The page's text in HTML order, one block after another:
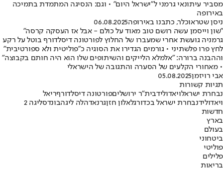
מסביר עיתונאי גרמני ל"ישראל היום" • וגם: הנסיגה המתמדת בתמיכה
באירופה
ניסן שטראוכלר, כתבנו באירופה06.08.2025
"שון וייסמן עשה רושם טוב מאוד על כולם - אבל אז העסקה קרסה"
גרמניה גועשת אחרי שמעברו של החלוץ לפורטונה דיסלדורף בוטל על רקע
לחץ פרו פלשתיני • גורמים הגדירו את הסוגיה כ"פוליטית ולא ספורטיבית"
וההבנה ברורה: "אלמלא הלייקים והשיתופים שלו הוא היה חותם בקבוצה"
• מאחורי הקלעים של הסערה והתגובה של הישראלי
אבי רויזמן05.08.2025
תגיות קשורות
נבחרת ישראלויאדולידבית"ר ירושליםפורטונה דיסלדורףריאל
ויאדולידנבחרת ישראל בכדורגלאלון חזןגרנאדהלה ליגהבונדסליגה 2
חדשות
בארץ
בעולם
ביטחוני
פוליטי
פלילים
בריאות